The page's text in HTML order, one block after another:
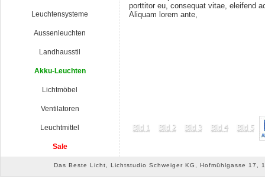
Leuchtensysteme
Aussenleuchten
Landhausstil
Akku-Leuchten
Lichtmöbel
Ventilatoren
Leuchtmittel
Sale
porttitor eu, consequat vitae, eleifend
Aliquam lorem ante,
Das Beste Licht, Lichtstudio Schweiger KG, Hofmühlgasse